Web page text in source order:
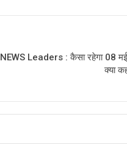
NEWS Leaders : कैसा रहेगा 08
क्या